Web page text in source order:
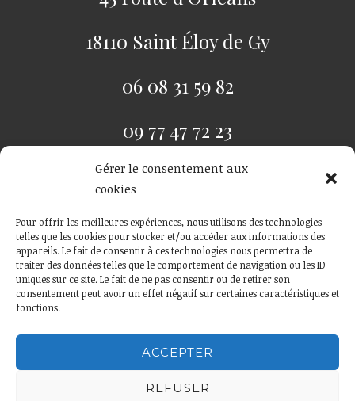
Gérer le consentement aux
cookies
Pour offrir les meilleures expériences, nous utilisons des technologies
telles que les cookies pour stocker et/ou accéder aux informations des
appareils. Le fait de consentir à ces technologies nous permettra de
traiter des données telles que le comportement de navigation ou les ID
uniques sur ce site. Le fait de ne pas consentir ou de retirer son
consentement peut avoir un effet négatif sur certaines caractéristiques et
fonctions.
ACCEPTER
REFUSER
18110 Saint Éloy de Gy
06 08 31 59 82
09 77 47 72 23
Mentions légales--C G V